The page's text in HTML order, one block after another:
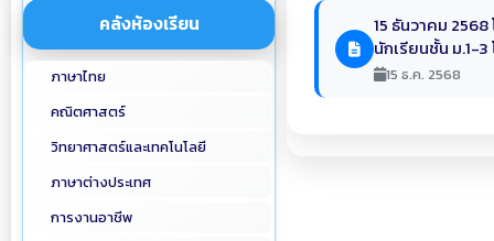
คลังห้องเรียน
ภาษาไทย
คณิตศาสตร์
วิทยาศาสตร์และเทคโนโลยี
ภาษาต่างประเทศ
การงานอาชีพ
15 ธันวาคม
นักเรียนชั้น ม.1-
15 ธ.ค. 2568